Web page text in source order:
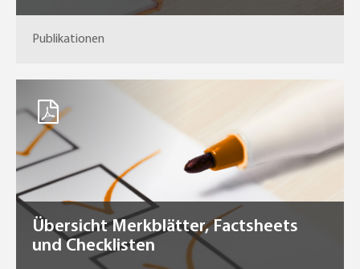
Publikationen
Übersicht Merkblätter, Factsheets
und Checklisten